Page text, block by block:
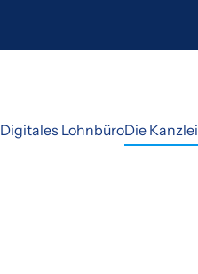
Digitales LohnbüroDie Kanzlei